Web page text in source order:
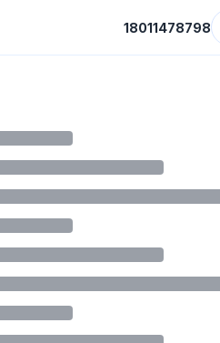
18011478798